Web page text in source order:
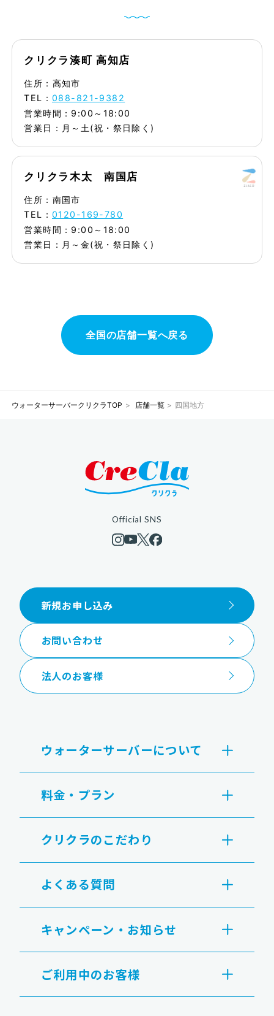
クリクラ湊町 高知店
住所：高知市
TEL： 088-821-9382
営業時間：9:00～18:00
営業日：月～土(祝・祭日除く)
クリクラ木太 南国店
住所：南国市
TEL： 0120-169-780
営業時間：9:00～18:00
営業日：月～金(祝・祭日除く)
全国の店舗一覧へ戻る
ウォーターサーバークリクラTOP 店舗一覧 四国地方
Official SNS
新規お申し込み
お問い合わせ
法人のお客様
ウォーターサーバーについて
料金・プラン
クリクラのこだわり
よくある質問
キャンペーン・お知らせ
ご利用中のお客様